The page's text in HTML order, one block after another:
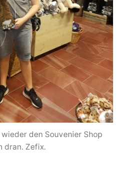
den Souvenier Shop
dran. Zefix.